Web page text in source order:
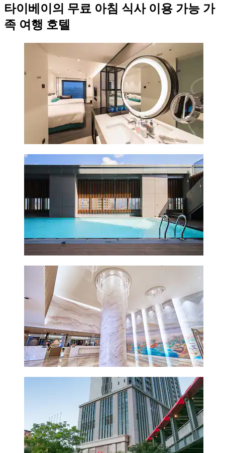
타이베이의 무료 아침 식사 이용 가능 가
족 여행 호텔